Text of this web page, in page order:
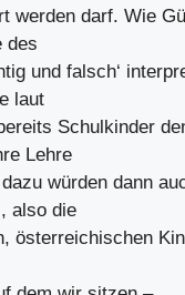
werden darf. Wie
des
und falsch‘
laut
Schulkinder
Lehre
würden dann
also die
österreichischen